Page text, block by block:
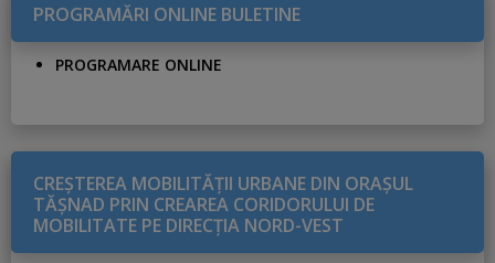
PROGRAMĂRI ONLINE BULETINE
PROGRAMARE ONLINE
CREŞTEREA MOBILITĂŢII URBANE DIN ORAŞUL
TĂŞNAD PRIN CREAREA CORIDORULUI DE
MOBILITATE PE DIRECŢIA NORD-VEST